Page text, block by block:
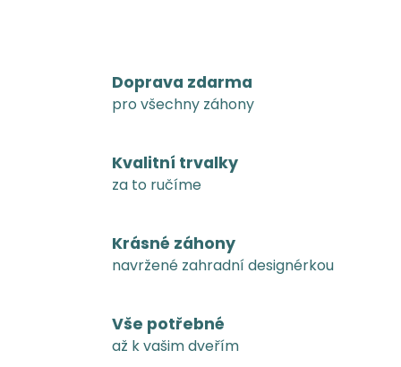
Doprava zdarma
pro všechny záhony
Kvalitní trvalky
za to ručíme
Krásné záhony
navržené zahradní designérkou
Vše potřebné
až k vašim dveřím